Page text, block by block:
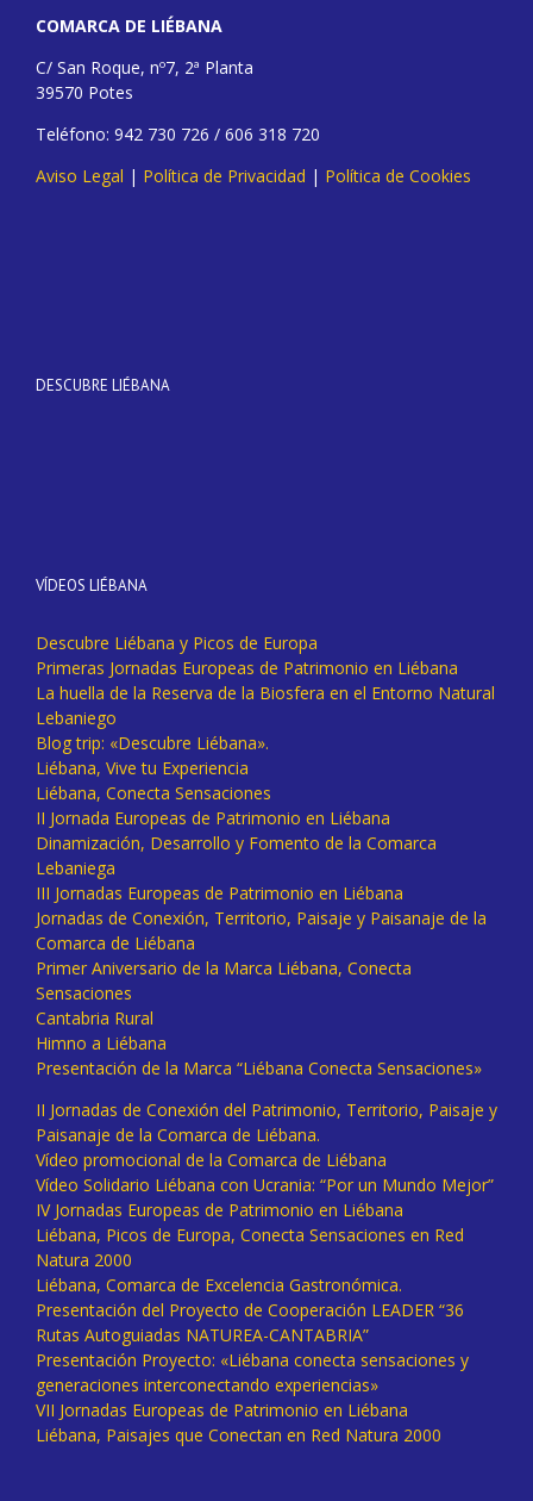
COMARCA DE LIÉBANA
C/ San Roque, nº7, 2ª Planta
39570 Potes
Teléfono: 942 730 726 / 606 318 720
Aviso Legal | Política de Privacidad | Política de Cookies
DESCUBRE LIÉBANA
VÍDEOS LIÉBANA
Descubre Liébana y Picos de Europa
Primeras Jornadas Europeas de Patrimonio en Liébana
La huella de la Reserva de la Biosfera en el Entorno Natural
Lebaniego
Blog trip: «Descubre Liébana».
Liébana, Vive tu Experiencia
Liébana, Conecta Sensaciones
II Jornada Europeas de Patrimonio en Liébana
Dinamización, Desarrollo y Fomento de la Comarca
Lebaniega
III Jornadas Europeas de Patrimonio en Liébana
Jornadas de Conexión, Territorio, Paisaje y Paisanaje de la
Comarca de Liébana
Primer Aniversario de la Marca Liébana, Conecta
Sensaciones
Cantabria Rural
Himno a Liébana
Presentación de la Marca “Liébana Conecta Sensaciones»
II Jornadas de Conexión del Patrimonio, Territorio, Paisaje y
Paisanaje de la Comarca de Liébana.
Vídeo promocional de la Comarca de Liébana
Vídeo Solidario Liébana con Ucrania: “Por un Mundo Mejor”
IV Jornadas Europeas de Patrimonio en Liébana
Liébana, Picos de Europa, Conecta Sensaciones en Red
Natura 2000
Liébana, Comarca de Excelencia Gastronómica.
Presentación del Proyecto de Cooperación LEADER “36
Rutas Autoguiadas NATUREA-CANTABRIA”
Presentación Proyecto: «Liébana conecta sensaciones y
generaciones interconectando experiencias»
VII Jornadas Europeas de Patrimonio en Liébana
Liébana, Paisajes que Conectan en Red Natura 2000